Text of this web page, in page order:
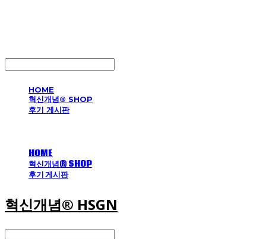
HOME
혁신개념® SHOP
후기 게시판
HOME
혁신개념® SHOP
후기 게시판
혁신개념® HSGN